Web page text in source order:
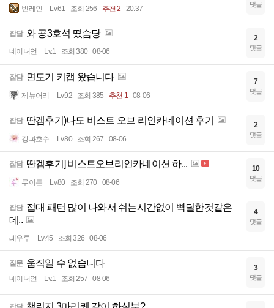
빈레인 Lv.61 조회 256 추천 2 20:37 댓글
잡담 와 공3호석 떴슴당
네이녀언 Lv.1 조회 380 08-06
2
댓글
잡담 면도기 키캡 왔습니다
제뉴어리 Lv.92 조회 385 추천 1 08-06
7
댓글
잡담 딴겜후기)나도 비스트 오브 리인카네이션 후기
강과호수 Lv.80 조회 267 08-06
2
댓글
잡담 딴겜후기] 비스트오브리인카네이션 하...
루이든 Lv.80 조회 270 08-06
10
댓글
잡담 접대 패턴 많이 나와서 쉬는시간없이 빡딜한것같은
데..
레우루 Lv.45 조회 326 08-06
4
댓글
질문 움직일 수 없습니다
네이녀언 Lv.1 조회 257 08-06
3
댓글